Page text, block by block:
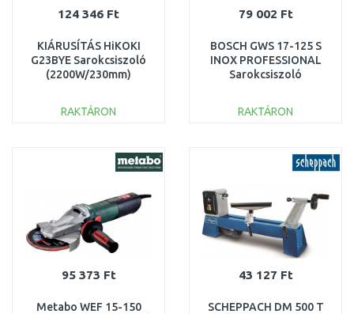
124 346 Ft
KIÁRUSÍTÁS HiKOKI
G23BYE Sarokcsiszoló
(2200W/230mm)
RAKTÁRON
Összehasonlítás
79 002 Ft
BOSCH GWS 17-125 S
INOX PROFESSIONAL
Sarokcsiszoló
CSOMAGOLÁS
RAKTÁRON
Összehasonlítás
95 373 Ft
Metabo WEF 15-150
43 127 Ft
SCHEPPACH DM 500 T